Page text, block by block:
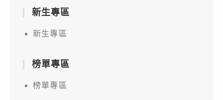
新生專區
新生專區
榜單專區
榜單專區